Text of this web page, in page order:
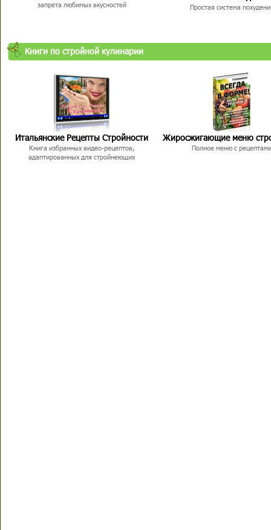
запрета любимых вкусностей
Простая система
Книги по стройной кулинарии
Итальянские Рецепты Стройности
Книга избранных видео-рецептов,
адаптированных для стройнеющих
Жиросжигающие меню
Полное меню с рецептами